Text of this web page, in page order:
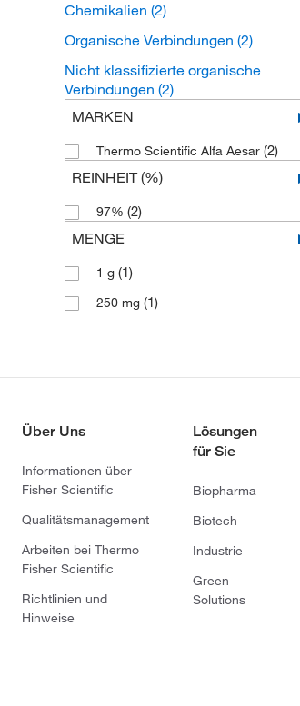
Chemikalien (2)
Organische Verbindungen (2)
Nicht klassifizierte organische
Verbindungen (2)
MARKEN
Thermo Scientific Alfa Aesar (2)
REINHEIT (%)
97% (2)
MENGE
1 g (1)
250 mg (1)
Über Uns
Informationen über
Fisher Scientific
Qualitätsmanagement
Arbeiten bei Thermo
Fisher Scientific
Richtlinien und
Hinweise
Lösungen
für Sie
Biopharma
Biotech
Industrie
Green
Solutions